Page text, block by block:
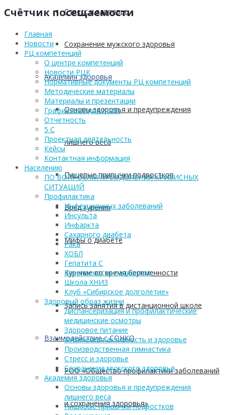
Стресс и здоровье
Сохранение мужского здоровья
Академия здоровья
Основы здоровья и предупреждения
лишнего веса
Пищевые привычки подростков
Вред курения
Мифы о диабете
Курение во время беременности
Запись занятия в дистанционной школе
Взаимодействие с СОНКО
РОО «Общество профилактики заболеваний
и сохранения здоровья»
Счётчик посещаемости
Главная
Новости
РЦ компетенций
О центре компетенций
Новости РЦК
Нормативные документы РЦ компетенций
Методические материалы
Материалы и презентации
График выездов в МО
Отчетность
5 С
Проектная деятельность
Кейсы
Контактная информация
Населению
ПО ВОПРОСАМ ПРЕОДОЛЕНИЯ КРИЗИСНЫХ
СИТУАЦИЙ
Профилактика
Инфекционных заболеваний
Инсульта
Инфаркта
Сахарного диабета
Рака
ХОБЛ
Гепатита С
Безопасность пациентов
Школа ХНИЗ
Клуб «Сибирское долголетие»
Здоровый образ жизни
Диспансеризация и профилактические
медицинские осмотры
Здоровое питание
Физическая активность и здоровье
Производственная гимнастика
Стресс и здоровье
Сохранение мужского здоровья
Академия здоровья
Основы здоровья и предупреждения
лишнего веса
Пищевые привычки подростков